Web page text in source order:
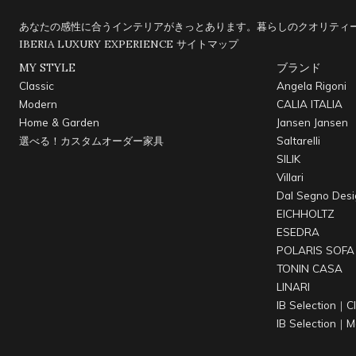
あなたの感性に合うインテリアがきっとあります。暮らしのクオリティ
IBERIA LUXURY EXPERIENCE サイトマップ
MY STYLE
Classic
Modern
Home & Garden
選べる！カスタムオーダー家具
ブランド
Angela Rigoni
CALIA ITALIA
Jansen Jansen
Saltarelli
SILIK
Villari
Dal Segno
EICHHOLTZ
ESEDRA
POLARIS
TONIN CASA
LINARI
IB Selection｜
IB Selection｜